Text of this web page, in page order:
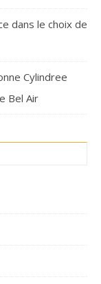
dans le choix de
Cylindree
Bel Air